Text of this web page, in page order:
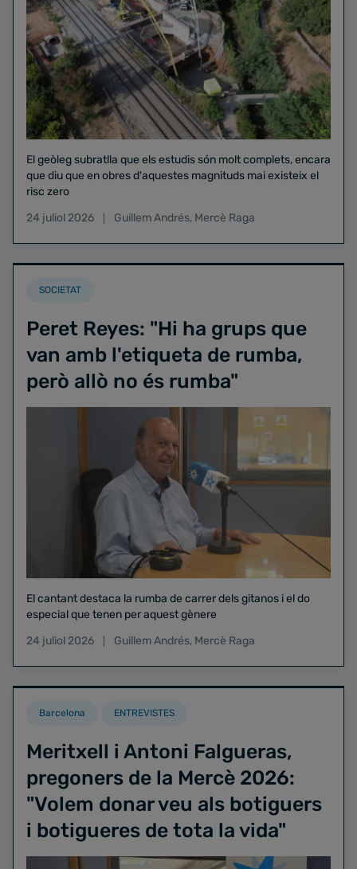
El geòleg subratlla que els estudis són molt complets, encara
que diu que en obres d'aquestes magnituds mai existeix el
risc zero
24 juliol 2026
Guillem Andrés, Mercè Raga
SOCIETAT
Peret Reyes: "Hi ha grups que
van amb l'etiqueta de rumba,
però allò no és rumba"
El cantant destaca la rumba de carrer dels gitanos i el do
especial que tenen per aquest gènere
24 juliol 2026
Guillem Andrés, Mercè Raga
Barcelona ENTREVISTES
Meritxell i Antoni Falgueras,
pregoners de la Mercè 2026:
"Volem donar veu als botiguers
i botigueres de tota la vida"